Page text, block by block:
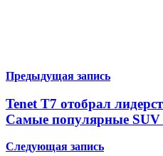
Навигация
по
записям
Предыдущая запись
Tenet Т7 отобрал
Самые популярные SUV
Следующая запись